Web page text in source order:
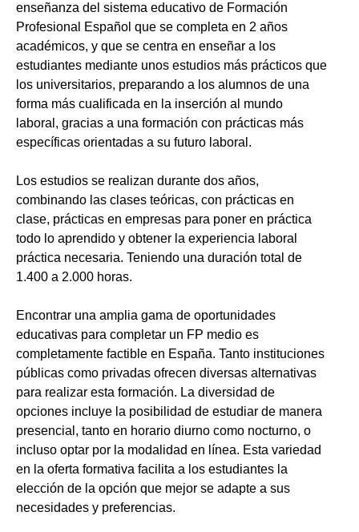
enseñanza del sistema educativo de Formación
Profesional Español que se completa en 2 años
académicos, y que se centra en enseñar a los
estudiantes mediante unos estudios más prácticos que
los universitarios, preparando a los alumnos de una
forma más cualificada en la inserción al mundo
laboral, gracias a una formación con prácticas más
específicas orientadas a su futuro laboral.
Los estudios se realizan durante dos años,
combinando las clases teóricas, con prácticas en
clase, prácticas en empresas para poner en práctica
todo lo aprendido y obtener la experiencia laboral
práctica necesaria. Teniendo una duración total de
1.400 a 2.000 horas.
Encontrar una amplia gama de oportunidades
educativas para completar un FP medio es
completamente factible en España. Tanto instituciones
públicas como privadas ofrecen diversas alternativas
para realizar esta formación. La diversidad de
opciones incluye la posibilidad de estudiar de manera
presencial, tanto en horario diurno como nocturno, o
incluso optar por la modalidad en línea. Esta variedad
en la oferta formativa facilita a los estudiantes la
elección de la opción que mejor se adapte a sus
necesidades y preferencias.